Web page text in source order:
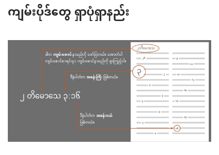
ကျမ်းပိုဒ်တွေ ရှာပုံရှာနည်း